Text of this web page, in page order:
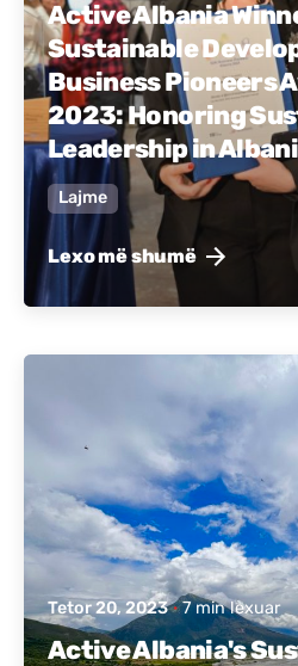
Active Albania
Sustainable
Business Pioneers
2023: Honoring
Leadership in
Lajme
Lexo më shumë
Active Albania
Tetor 20, 2023 7 min lexuar
Active Albania's